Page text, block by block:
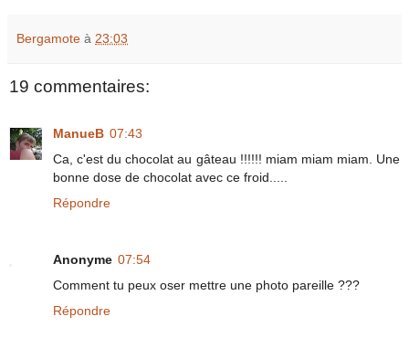
Bergamote à 23:03
19 commentaires:
ManueB 07:43
Ca, c'est du chocolat au gâteau !!!!!! miam miam miam. Une
bonne dose de chocolat avec ce froid.....
Répondre
Anonyme 07:54
Comment tu peux oser mettre une photo pareille ???
Répondre